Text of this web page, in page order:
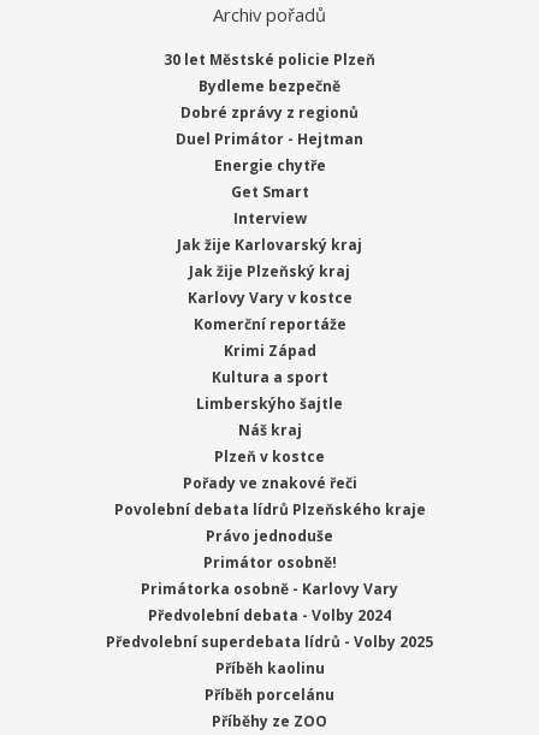
Archiv pořadů
30 let Městské policie Plzeň
Bydleme bezpečně
Dobré zprávy z regionů
Duel Primátor - Hejtman
Energie chytře
Get Smart
Interview
Jak žije Karlovarský kraj
Jak žije Plzeňský kraj
Karlovy Vary v kostce
Komerční reportáže
Krimi Západ
Kultura a sport
Limberskýho šajtle
Náš kraj
Plzeň v kostce
Pořady ve znakové řeči
Povolební debata lídrů Plzeňského kraje
Právo jednoduše
Primátor osobně!
Primátorka osobně - Karlovy Vary
Předvolební debata - Volby 2024
Předvolební superdebata lídrů - Volby 2025
Příběh kaolinu
Příběh porcelánu
Příběhy ze ZOO